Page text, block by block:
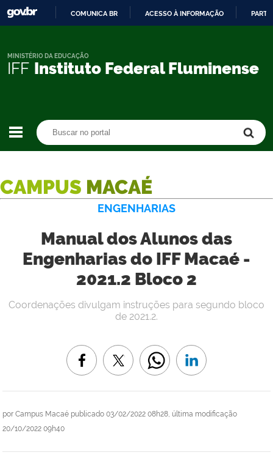
CONTEÚDO
COMUNICA BR ACESSO À INFORMAÇÃO
IFF Instituto Federal Fluminense
MINISTÉRIO DA EDUCAÇÃO
CAMPUS MACAÉ
ENGENHARIAS
Manual dos Alunos das
Engenharias do IFF Macaé -
2021.2 Bloco 2
por Campus Macaé publicado 03/02/2022 08h28, última modificação
20/10/2022 09h40
Coordenações divulgam instruções para segundo bloco
de 2021.2.